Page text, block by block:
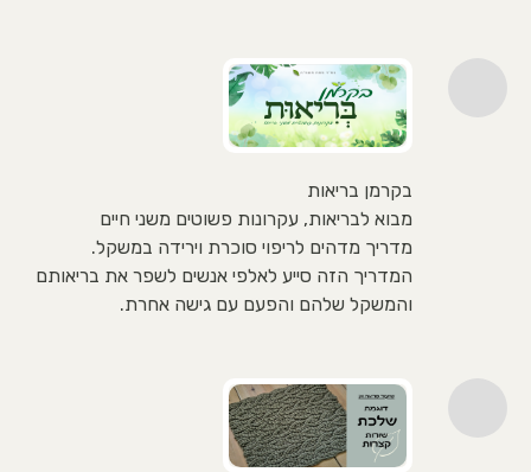
בקרמן בריאות
מבוא לבריאות, עקרונות פשוטים משני חיים
מדריך מדהים לריפוי סוכרת וירידה במשקל.
המדריך הזה סייע לאלפי אנשים לשפר את בריאותם
והמשקל שלהם והפעם עם גישה אחרת.